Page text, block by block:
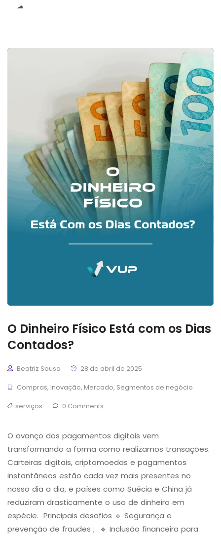
O Dinheiro Físico Está com os Dias
Contados?
Beatriz Sousa
28 de abril de 2025
Compras, Inovação, Mercado, Segmentos de negócio
serviços
0 Comments
O avanço dos pagamentos digitais vem
transformando a forma como realizamos transações.
Carteiras digitais, criptomoedas e pagamentos
instantâneos estão cada vez mais presentes no
nosso dia a dia, e países como Suécia e China já
reduziram drasticamente o uso de dinheiro em
espécie. Principais desafios 🔹 Segurança e
prevenção de fraudes ; 🔹 Inclusão financeira para